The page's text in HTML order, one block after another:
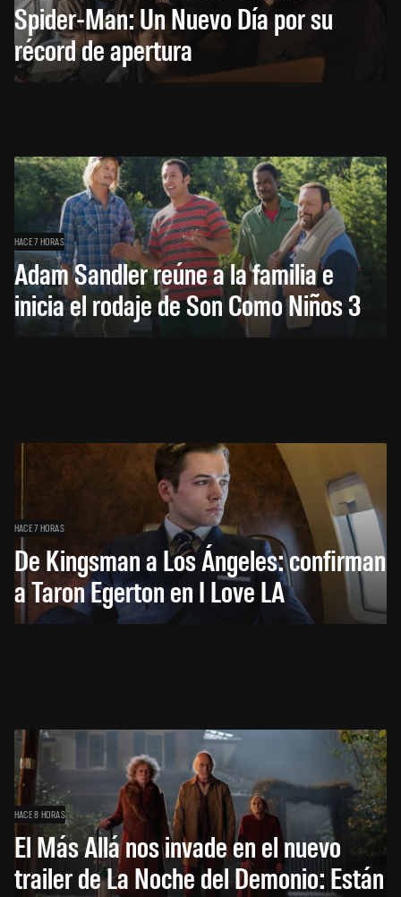
Spider-Man: Un Nuevo Día por su
récord de apertura
HACE 7 HORAS
Adam Sandler reúne a la familia e
inicia el rodaje de Son Como Niños 3
HACE 7 HORAS
De Kingsman a Los Ángeles: confirman
a Taron Egerton en I Love LA
HACE 8 HORAS
El Más Allá nos invade en el nuevo
trailer de La Noche del Demonio: Están